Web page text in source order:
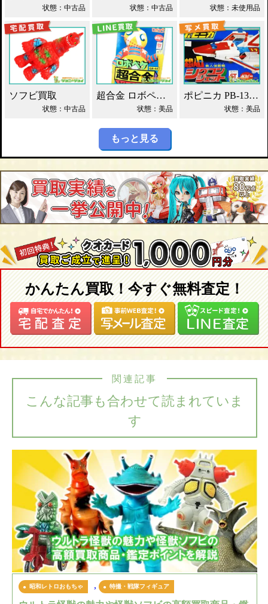
状態：中古品 状態：中古品 状態：未使用品
ソフビ買取
状態：中古品
超合金 ロボペケ GA-44 がんばれ!!ロボコン 買取！
状態：美品
ポピニカ PB-13 シグコンジェット 買取！
状態：美品
もっと見る
かんたん買取！今すぐ無料査定！
こんな記事も合わせて読まれていま
す
関連記事
昭和レトロおもちゃ , 特撮・戦隊フィギュア